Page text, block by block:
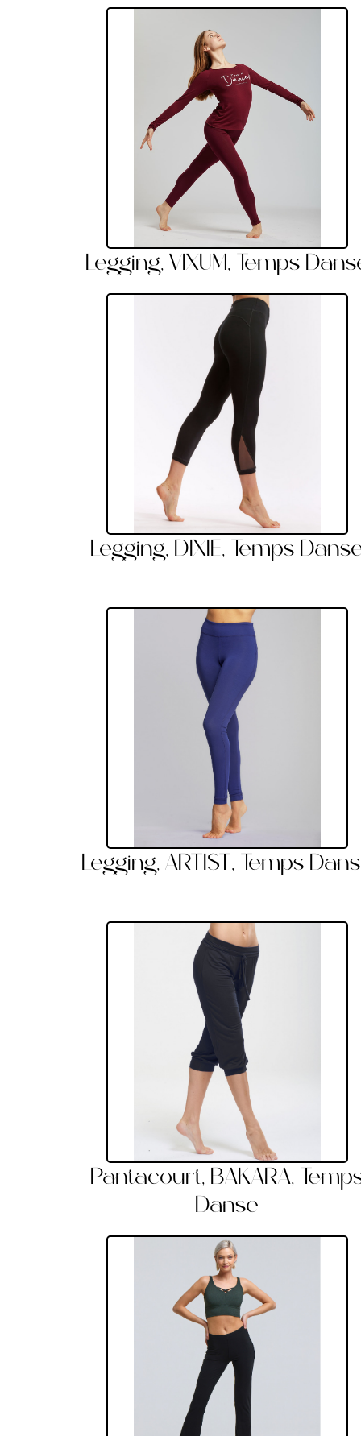
Legging, VIXUM, Temps
Legging, DIXIE, Temps
Legging, ARTIST, Temps
Pantacourt, BAKARA,
Danse